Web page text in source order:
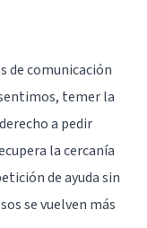
de comunicación
temer la
a pedir
la cercanía
de ayuda sin
se vuelven más